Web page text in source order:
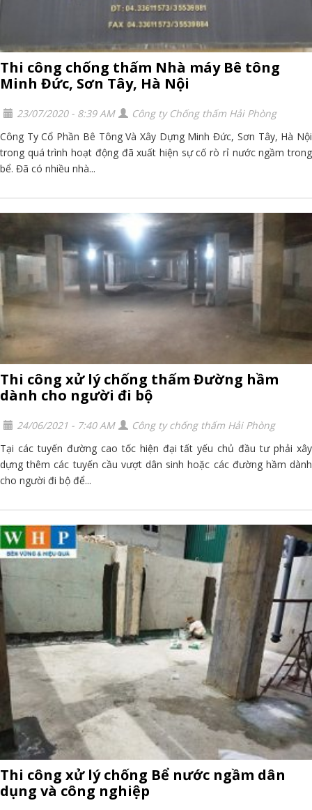
Thi công chống thấm Nhà máy Bê tông
Minh Đức, Sơn Tây, Hà Nội
23/07/2020 - 8:39 AM
Công ty Chống thấm Hải Phòng
Công Ty Cổ Phần Bê Tông Và Xây Dựng Minh Đức, Sơn Tây, Hà Nội
trong quá trình hoạt động đã xuất hiện sự cố rò rỉ nước ngầm trong
bể. Đã có nhiều nhà...
Thi công xử lý chống thấm Đường hầm
dành cho người đi bộ
24/06/2021 - 7:40 AM
Công ty chống thấm Hải Phòng
Tại các tuyến đường cao tốc hiện đại tất yếu chủ đầu tư phải xây
dựng thêm các tuyến cầu vượt dân sinh hoặc các đường hầm dành
cho người đi bộ để...
Thi công xử lý chống Bể nước ngầm dân
dụng và công nghiệp